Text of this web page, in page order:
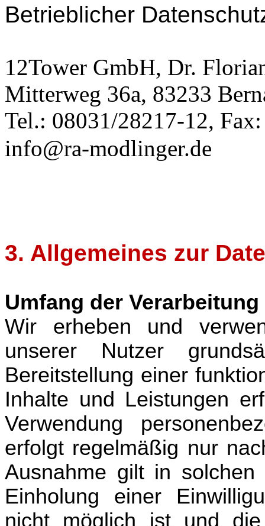
Betrieblicher
12Tower GmbH, Dr.
Mitterweg 36a, 83233
Tel.: 08031/28217-12,
info@ra-modlinger.de
3. Allgemeines zur
Umfang der
Wir erheben und
unserer Nutzer
Bereitstellung einer
Inhalte und Leistungen
Verwendung
erfolgt regelmäßig nur
Ausnahme gilt in
Einholung einer
nicht möglich ist und